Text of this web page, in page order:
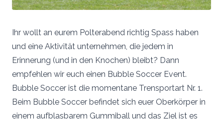
Ihr wollt an eurem Polterabend richtig Spass haben
und eine Aktivität unternehmen, die jedem in
Erinnerung (und in den Knochen) bleibt? Dann
empfehlen wir euch einen Bubble Soccer Event.
Bubble Soccer ist die momentane Trensportart Nr. 1.
Beim Bubble Soccer befindet sich euer Oberkörper in
einem aufblasbarem Gummiball und das Ziel ist es